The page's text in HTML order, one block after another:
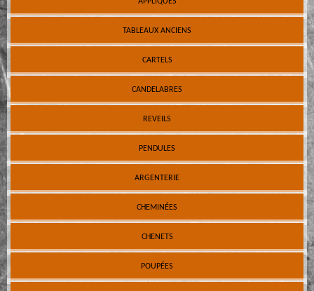
TABLEAUX ANCIENS
CARTELS
CANDELABRES
REVEILS
PENDULES
ARGENTERIE
CHEMINÉES
CHENETS
POUPÉES